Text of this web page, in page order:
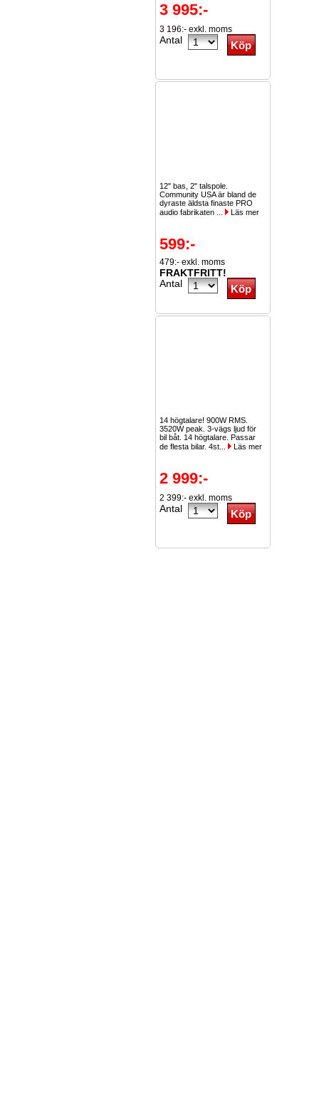
3 995:-
3 196:- exkl. moms
Antal
12" bas, 2" talspole.
Community USA är bland de
dyraste äldsta finaste PRO
audio fabrikaten ...
Läs mer
599:-
479:- exkl. moms
FRAKTFRITT!
Antal
14 högtalare! 900W RMS.
3520W peak. 3-vägs ljud för
bil båt. 14 högtalare. Passar
de flesta bilar. 4st...
Läs mer
2 999:-
2 399:- exkl. moms
Antal